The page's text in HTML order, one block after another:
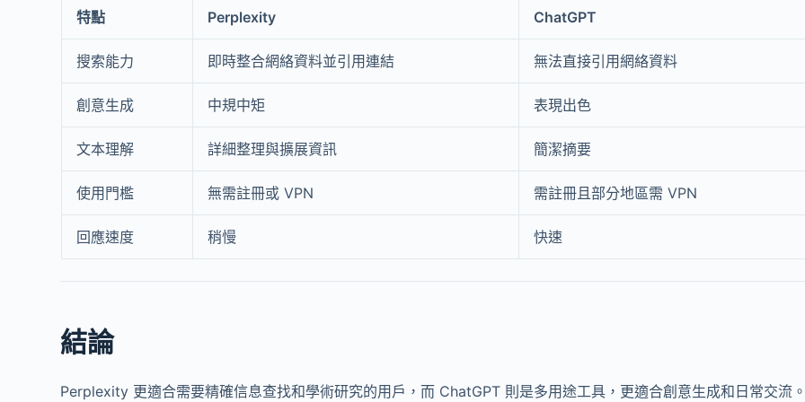
特點 Perplexity ChatGPT
搜索能力 即時整合網絡資料並引用連結 無法直接引用網絡資料
創意生成 中規中矩 表現出色
文本理解 詳細整理與擴展資訊 簡潔摘要
使用門檻 無需註冊或 VPN 需註冊且部分地區需 VPN
回應速度 稍慢 快速
結論
Perplexity 更適合需要精確信息查找和學術研究的用戶，而 ChatGPT 則是多用途工具，更適合創意生成和日常交流